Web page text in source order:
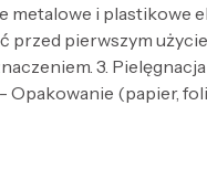
metalowe i
pierwszym
3.
Opakowanie (papier,